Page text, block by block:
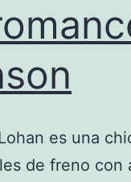
es una
de freno con